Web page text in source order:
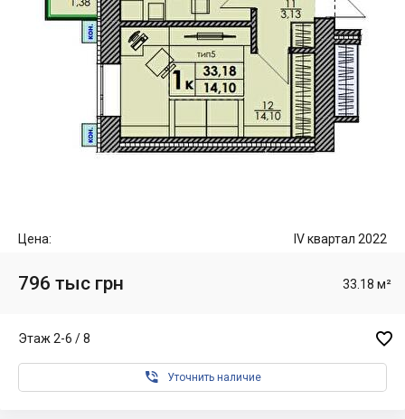
Цена: IV квартал 2022
796 тыс грн 33.18 м²
Этаж 2-6 / 8 
 Уточнить наличие